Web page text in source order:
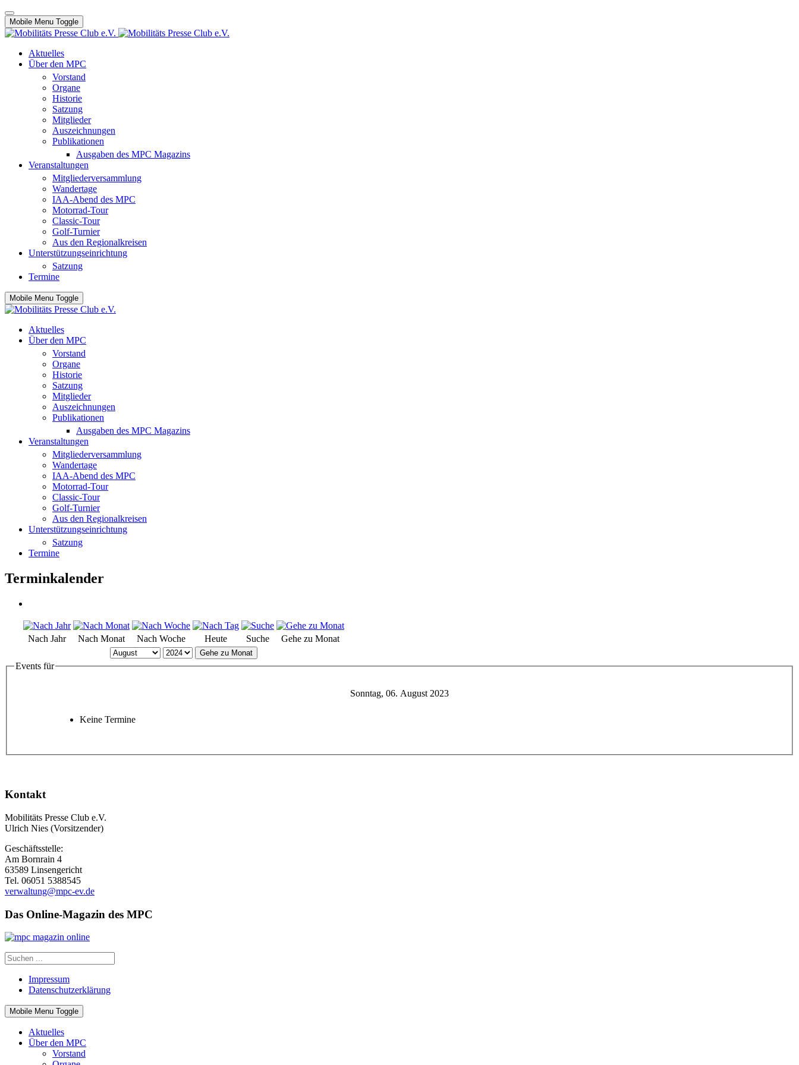
Mobile Menu Toggle
Aktuelles
Über den MPC
Vorstand
Organe
Historie
Satzung
Mitglieder
Auszeichnungen
Publikationen
Ausgaben des MPC Magazins
Veranstaltungen
Mitgliederversammlung
Wandertage
IAA-Abend des MPC
Motorrad-Tour
Classic-Tour
Golf-Turnier
Aus den Regionalkreisen
Unterstützungseinrichtung
Satzung
Termine
Mobile Menu Toggle
Aktuelles
Über den MPC
Vorstand
Organe
Historie
Satzung
Mitglieder
Auszeichnungen
Publikationen
Ausgaben des MPC Magazins
Veranstaltungen
Mitgliederversammlung
Wandertage
IAA-Abend des MPC
Motorrad-Tour
Classic-Tour
Golf-Turnier
Aus den Regionalkreisen
Unterstützungseinrichtung
Satzung
Termine
Terminkalender
Nach Jahr Nach Monat Nach Woche Heute Suche Gehe zu Monat
Gehe zu Monat
Events für
Sonntag, 06. August 2023
Keine Termine
Kontakt
Mobilitäts Presse Club e.V.
Ulrich Nies (Vorsitzender)
Geschäftsstelle:
Am Bornrain 4
63589 Linsengericht
Tel. 06051 5388545
verwaltung@mpc-ev.de
Das Online-Magazin des MPC
Impressum
Datenschutzerklärung
Mobile Menu Toggle
Aktuelles
Über den MPC
Vorstand